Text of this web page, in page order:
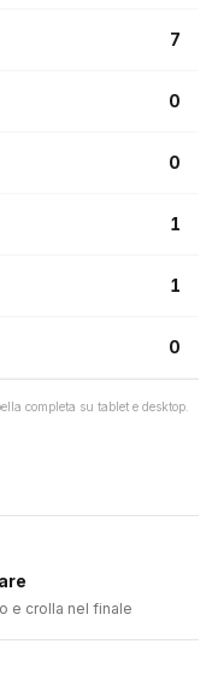
7
0
0
1
1
0
completa su tablet e desktop.
e crolla nel finale